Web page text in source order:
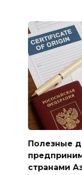
Полезные
странами